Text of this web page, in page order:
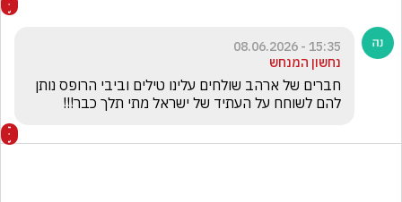
15:35 - 08.06.2026
נחשון המנחש
להם לשוחח על העתיד של ישראל מתי תלך כבר!!!